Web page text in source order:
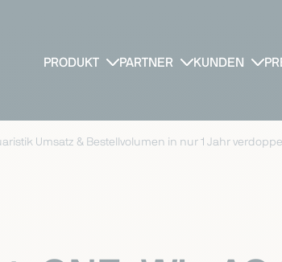
PRODUKT PARTNER KUNDEN
Umsatz & Bestellvolumen in nur 1 Jahr